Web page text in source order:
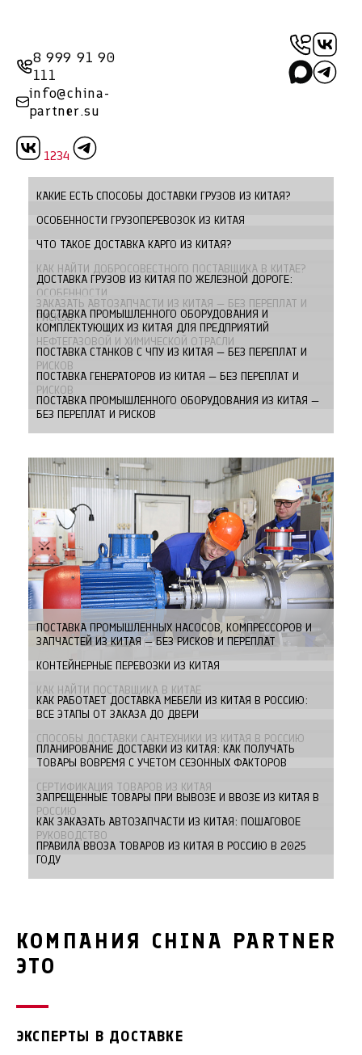
8 999 91 90
111
info@china-
partner.su
1234
КАКИЕ ЕСТЬ СПОСОБЫ ДОСТАВКИ ГРУЗОВ ИЗ КИТАЯ?
ОСОБЕННОСТИ ГРУЗОПЕРЕВОЗОК ИЗ КИТАЯ
ЧТО ТАКОЕ ДОСТАВКА КАРГО ИЗ КИТАЯ?
КАК НАЙТИ ДОБРОСОВЕСТНОГО ПОСТАВЩИКА В КИТАЕ?
ДОСТАВКА ГРУЗОВ ИЗ КИТАЯ ПО ЖЕЛЕЗНОЙ ДОРОГЕ:
ОСОБЕННОСТИ
ЗАКАЗАТЬ АВТОЗАПЧАСТИ ИЗ КИТАЯ — БЕЗ ПЕРЕПЛАТ И
РИСКОВ
ПОСТАВКА ПРОМЫШЛЕННОГО ОБОРУДОВАНИЯ И
КОМПЛЕКТУЮЩИХ ИЗ КИТАЯ ДЛЯ ПРЕДПРИЯТИЙ
НЕФТЕГАЗОВОЙ И ХИМИЧЕСКОЙ ОТРАСЛИ
ПОСТАВКА СТАНКОВ С ЧПУ ИЗ КИТАЯ — БЕЗ ПЕРЕПЛАТ И
РИСКОВ
ПОСТАВКА ГЕНЕРАТОРОВ ИЗ КИТАЯ — БЕЗ ПЕРЕПЛАТ И
РИСКОВ
ПОСТАВКА ПРОМЫШЛЕННОГО ОБОРУДОВАНИЯ ИЗ КИТАЯ —
БЕЗ ПЕРЕПЛАТ И РИСКОВ
ПОСТАВКА ПРОМЫШЛЕННЫХ НАСОСОВ, КОМПРЕССОРОВ И
ЗАПЧАСТЕЙ ИЗ КИТАЯ — БЕЗ РИСКОВ И ПЕРЕПЛАТ
КОНТЕЙНЕРНЫЕ ПЕРЕВОЗКИ ИЗ КИТАЯ
КАК НАЙТИ ПОСТАВЩИКА В КИТАЕ
КАК РАБОТАЕТ ДОСТАВКА МЕБЕЛИ ИЗ КИТАЯ В РОССИЮ:
ВСЕ ЭТАПЫ ОТ ЗАКАЗА ДО ДВЕРИ
СПОСОБЫ ДОСТАВКИ САНТЕХНИКИ ИЗ КИТАЯ В РОССИЮ
ПЛАНИРОВАНИЕ ДОСТАВКИ ИЗ КИТАЯ: КАК ПОЛУЧАТЬ
ТОВАРЫ ВОВРЕМЯ С УЧЕТОМ СЕЗОННЫХ ФАКТОРОВ
СЕРТИФИКАЦИЯ ТОВАРОВ ИЗ КИТАЯ
ЗАПРЕЩЕННЫЕ ТОВАРЫ ПРИ ВЫВОЗЕ И ВВОЗЕ ИЗ КИТАЯ В
РОССИЮ
КАК ЗАКАЗАТЬ АВТОЗАПЧАСТИ ИЗ КИТАЯ: ПОШАГОВОЕ
РУКОВОДСТВО
ПРАВИЛА ВВОЗА ТОВАРОВ ИЗ КИТАЯ В РОССИЮ В 2025
ГОДУ
КОМПАНИЯ CHINA PARTNER
ЭТО
ЭКСПЕРТЫ В ДОСТАВКЕ